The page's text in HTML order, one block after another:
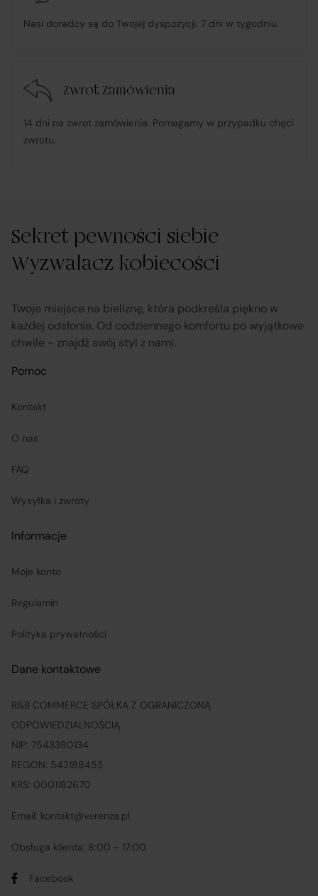
Nasi doradcy są do Twojej dyspozycji. 7 dni w tygodniu.
Zwrot Zamówienia
14 dni na zwrot zamówienia. Pomagamy w przypadku chęci
zwrotu.
Sekret pewności siebie
Wyzwalacz kobiecości
Twoje miejsce na bieliznę, która podkreśla piękno w
każdej odsłonie. Od codziennego komfortu po wyjątkowe
chwile - znajdź swój styl z nami.
Pomoc
Kontakt
O nas
FAQ
Wysyłka i zwroty
Informacje
Moje konto
Regulamin
Polityka prywatności
Dane kontaktowe
R&B COMMERCE SPÓŁKA Z OGRANICZONĄ
ODPOWIEDZIALNOŚCIĄ
NIP: 7543380134
REGON: 542188455
KRS: 0001182670
Email: kontakt@verenza.pl
Obsługa klienta: 8:00 - 17:00
Facebook